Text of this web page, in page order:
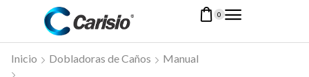
0
Inicio Dobladoras de Caños Manual